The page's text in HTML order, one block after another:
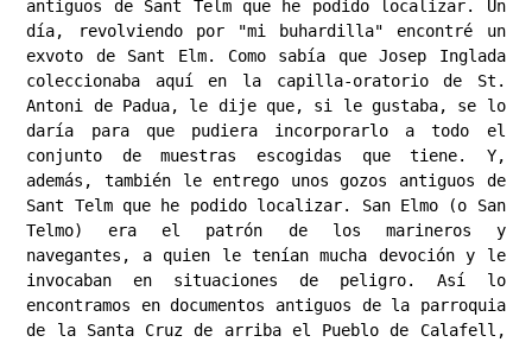
antiguos de Sant Telm que he podido localizar. ​Un
día, revolviendo por "mi buhardilla" encontré un
exvoto de Sant Elm. Como sabía que Josep Inglada
coleccionaba aquí en la capilla-oratorio de St.
Antoni de Padua, le dije que, si le gustaba, se lo
daría para que pudiera incorporarlo a todo el
conjunto de muestras escogidas que tiene. Y,
además, también le entrego unos gozos antiguos de
Sant Telm que he podido localizar. San Elmo (o San
Telmo) era el patrón de los marineros y
navegantes, a quien le tenían mucha devoción y le
invocaban en situaciones de peligro. Así lo
encontramos en documentos antiguos de la parroquia
de la Santa Cruz de arriba el Pueblo de Calafell,